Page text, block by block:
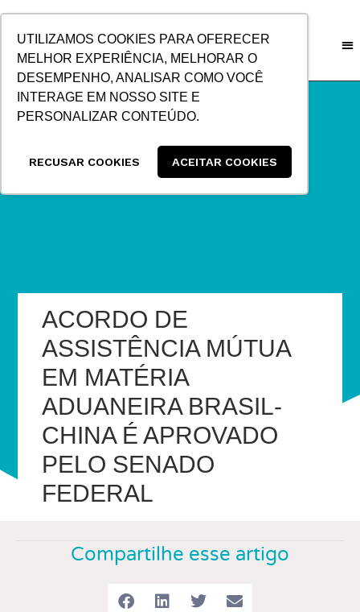
UTILIZAMOS COOKIES PARA OFERECER
MELHOR EXPERIÊNCIA, MELHORAR O
DESEMPENHO, ANALISAR COMO VOCÊ
INTERAGE EM NOSSO SITE E
PERSONALIZAR CONTEÚDO.
RECUSAR COOKIES ACEITAR COOKIES
CONTEÚDO
ACORDO DE
ASSISTÊNCIA MÚTUA
EM MATÉRIA
ADUANEIRA BRASIL-
CHINA É APROVADO
PELO SENADO
FEDERAL
Compartilhe esse artigo